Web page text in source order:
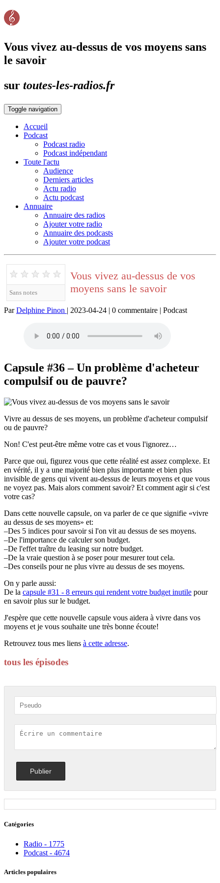
Vous vivez au-dessus de vos moyens sans
le savoir
sur toutes-les-radios.fr
Toggle navigation
Accueil
Podcast
Podcast radio
Podcast indépendant
Toute l'actu
Audience
Derniers articles
Actu radio
Actu podcast
Annuaire
Annuaire des radios
Ajouter votre radio
Annuaire des podcasts
Ajouter votre podcast
★ ★ ★ ★ ★
Sans notes
Vous vivez au-dessus de vos
moyens sans le savoir
ParDelphine Pinon | 2023-04-24 | 0 commentaire | Podcast
Capsule #36 – Un problème d'acheteur
compulsif ou de pauvre?
Vivre au dessus de ses moyens, un problème d'acheteur compulsif
ou de pauvre?
Non! C'est peut-être même votre cas et vous l'ignorez…
Parce que oui, figurez vous que cette réalité est assez complexe. Et
en vérité, il y a une majorité bien plus importante et bien plus
invisible de gens qui vivent au-dessus de leurs moyens et que vous
ne voyez pas. Mais alors comment savoir? Et comment agir si c'est
votre cas?
Dans cette nouvelle capsule, on va parler de ce que signifie «vivre
au dessus de ses moyens» et:
–Des 5 indices pour savoir si l'on vit au dessus de ses moyens.
–De l'importance de calculer son budget.
–De l'effet traître du leasing sur notre budget.
–De la vraie question à se poser pour mesurer tout cela.
–Des conseils pour ne plus vivre au dessus de ses moyens.
On y parle aussi:
De la capsule #31 - 8 erreurs qui rendent votre budget inutile pour
en savoir plus sur le budget.
J'espère que cette nouvelle capsule vous aidera à vivre dans vos
moyens et je vous souhaite une très bonne écoute!
Retrouvez tous mes liens à cette adresse.
tous les épisodes
Catégories
Radio - 1775
Podcast - 4674
Articles populaires